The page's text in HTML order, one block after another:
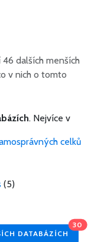
dalších menších
v nich o tomto
. Nejvíce v
celků
(5)
DATABÁZÍCH
30